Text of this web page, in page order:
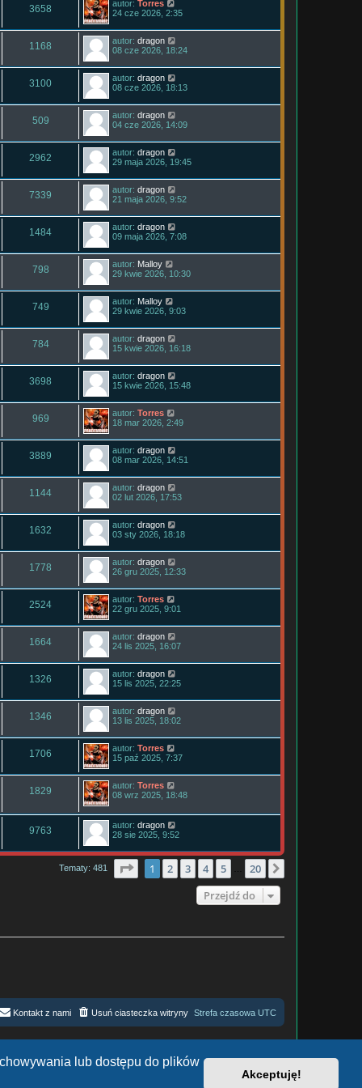
lub dostępu do plików
Akceptuję!
3658 autor: Torres
24 cze 2026, 2:35
1168 autor: dragon
08 cze 2026, 18:24
3100 autor: dragon
08 cze 2026, 18:13
509 autor: dragon
04 cze 2026, 14:09
2962 autor: dragon
29 maja 2026, 19:45
7339 autor: dragon
21 maja 2026, 9:52
1484 autor: dragon
09 maja 2026, 7:08
798 autor: Malloy
29 kwie 2026, 10:30
749 autor: Malloy
29 kwie 2026, 9:03
784 autor: dragon
15 kwie 2026, 16:18
3698 autor: dragon
15 kwie 2026, 15:48
969 autor: Torres
18 mar 2026, 2:49
3889 autor: dragon
08 mar 2026, 14:51
1144 autor: dragon
02 lut 2026, 17:53
1632 autor: dragon
03 sty 2026, 18:18
1778 autor: dragon
26 gru 2025, 12:33
2524 autor: Torres
22 gru 2025, 9:01
1664 autor: dragon
24 lis 2025, 16:07
1326 autor: dragon
15 lis 2025, 22:25
1346 autor: dragon
13 lis 2025, 18:02
1706 autor: Torres
15 paź 2025, 7:37
1829 autor: Torres
08 wrz 2025, 18:48
9763 autor: dragon
28 sie 2025, 9:52
Tematy: 481 Strona1 z20
1 2 3 4 5 20
Przejdź do
Strefa czasowa UTC
Usuń ciasteczka witryny
Kontakt z nami